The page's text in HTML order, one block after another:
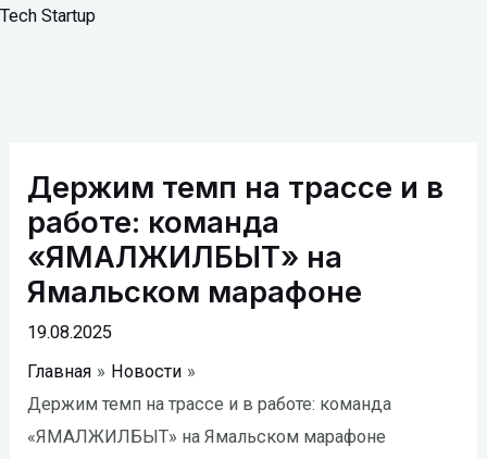
Перейти
Tech Startup
Держим темп на трассе и в
работе: команда
«ЯМАЛЖИЛБЫТ» на
Ямальском марафоне
19.08.2025
Главная
Новости
Держим темп на трассе и в работе: команда
«ЯМАЛЖИЛБЫТ» на Ямальском марафоне
записям